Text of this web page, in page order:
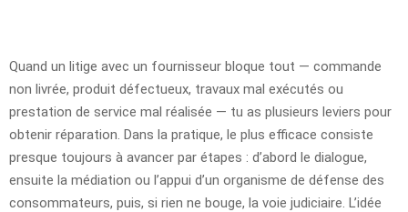
Quand un litige avec un fournisseur bloque tout — commande
non livrée, produit défectueux, travaux mal exécutés ou
prestation de service mal réalisée — tu as plusieurs leviers pour
obtenir réparation. Dans la pratique, le plus efficace consiste
presque toujours à avancer par étapes : d’abord le dialogue,
ensuite la médiation ou l’appui d’un organisme de défense des
consommateurs, puis, si rien ne bouge, la voie judiciaire. L’idée